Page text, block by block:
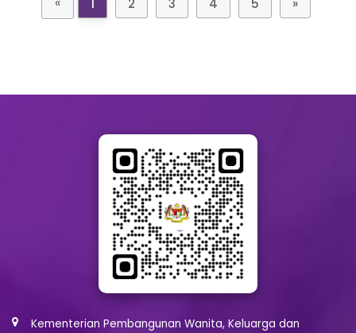
Kementerian Pembangunan Wanita, Keluarga dan